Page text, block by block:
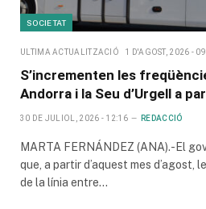
SOCIETAT
ULTIMA ACTUALITZACIÓ 1 D'AGOST, 2026 -
S’incrementen les
Andorra i la Seu d’Urgell a
30 DE JULIOL, 2026 - 12:16 REDACCIÓ
MARTA FERNÁNDEZ (ANA).-El
que, a partir d’aquest mes d’agost,
de la línia entre…